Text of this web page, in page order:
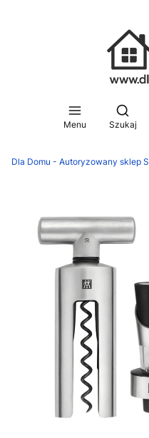
Menu Szukaj
Dla Domu - Autoryzowany sklep